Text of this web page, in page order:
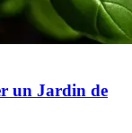
un Jardin de